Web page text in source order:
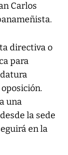
Carlos
directiva o
para
una
la sede
en la